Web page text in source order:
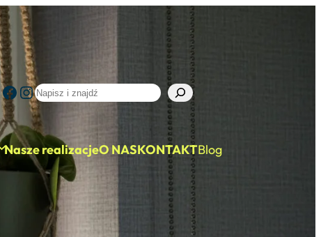
Facebook
Instagram
Szukaj
Nasze realizacjeO NASKONTAKTBlog